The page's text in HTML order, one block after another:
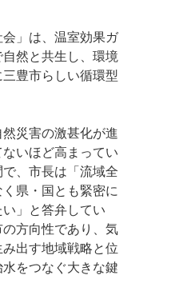
」は、温室効果ガ
然と共生し、環境
豊市らしい循環型
災害の激甚化が進
いほど高まってい
、市長は「流域全
県・国とも緊密に
」と答弁してい
方向性であり、気
出す地域戦略と位
をつなぐ大きな鍵